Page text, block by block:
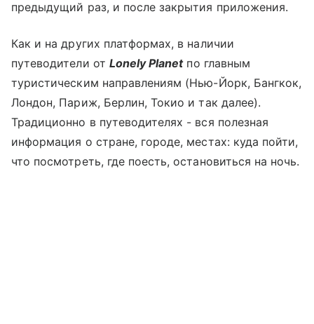
предыдущий раз, и после закрытия приложения.
Как и на других платформах, в наличии
путеводители от Lonely Planetпо главным
туристическим направлениям (Нью-Йорк, Бангкок,
Лондон, Париж, Берлин, Токио и так далее).
Традиционно в путеводителях - вся полезная
информация о стране, городе, местах: куда пойти,
что посмотреть, где поесть, остановиться на ночь.